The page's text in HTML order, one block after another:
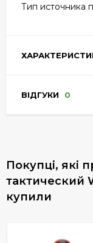
Тип источника
ВІДГУКИ 0
Покупці, які
тактический
купили